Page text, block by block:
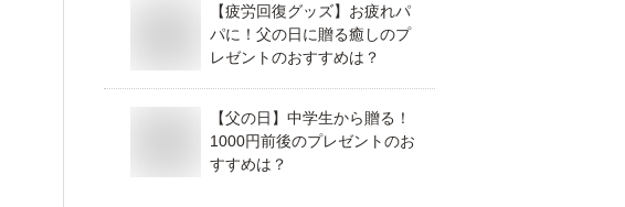
【疲労回復グッズ】お疲れパ
パに！父の日に贈る癒しのプ
レゼントのおすすめは？
【父の日】中学生から贈る！
1000円前後のプレゼントのお
すすめは？